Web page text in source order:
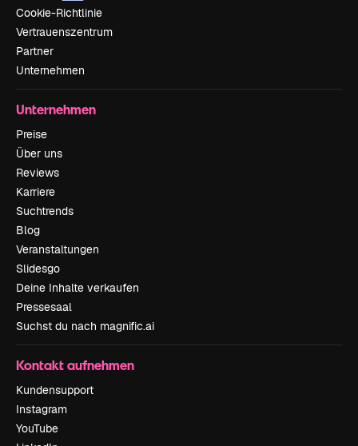
Cookie-Richtlinie
Vertrauenszentrum
Partner
Unternehmen
Unternehmen
Preise
Über uns
Reviews
Karriere
Suchtrends
Blog
Veranstaltungen
Slidesgo
Deine Inhalte verkaufen
Pressesaal
Suchst du nach magnific.ai
Kontakt aufnehmen
Kundensupport
Instagram
YouTube